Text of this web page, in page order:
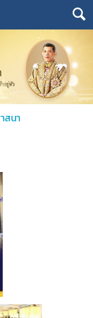
สนา